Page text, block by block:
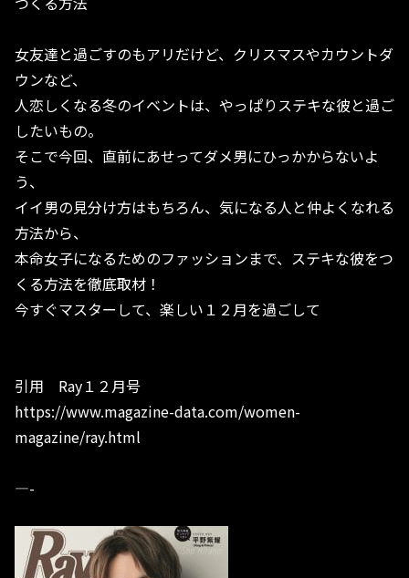
女友達と過ごすのもアリだけど、クリスマスやカウントダ
ウンなど、
人恋しくなる冬のイベントは、やっぱりステキな彼と過ご
したいもの。
そこで今回、直前にあせってダメ男にひっかからないよ
う、
イイ男の見分け方はもちろん、気になる人と仲よくなれる
方法から、
本命女子になるためのファッションまで、ステキな彼をつ
くる方法を徹底取材！
今すぐマスターして、楽しい１２月を過ごして
引用 Ray１２月号
https://www.magazine-data.com/women-
magazine/ray.html
—-